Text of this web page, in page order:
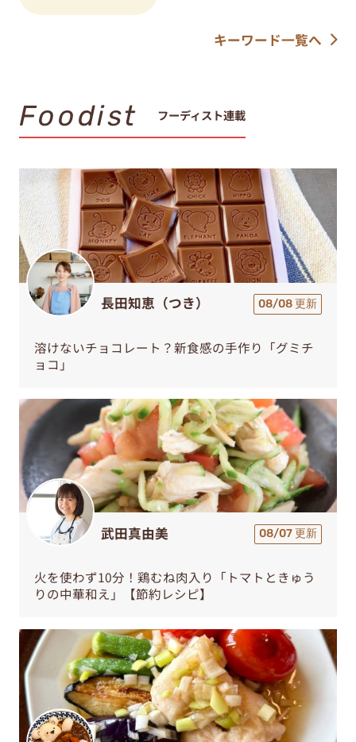
キーワード一覧へ
Foodist フーディスト連載
長田知恵（つき） 08/08 更新
溶けないチョコレート？新食感の手作り「グミチ
ョコ」
武田真由美 08/07 更新
火を使わず10分！鶏むね肉入り「トマトときゅう
りの中華和え」【節約レシピ】